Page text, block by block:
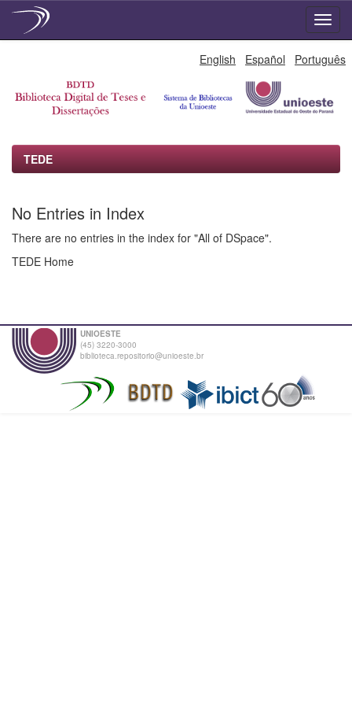
English Español Português
TEDE
No Entries in Index
There are no entries in the index for "All of DSpace".
TEDE Home
UNIOESTE
(45) 3220-3000
biblioteca.repositorio@unioeste.br